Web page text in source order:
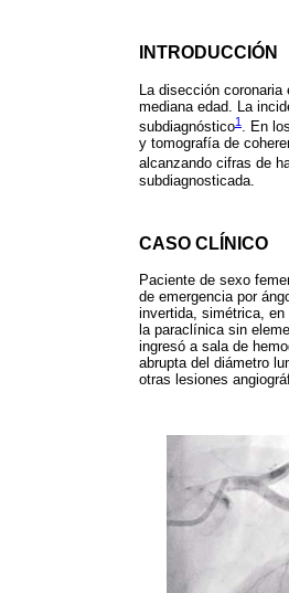
INTRODUCCIÓN
La disección
mediana edad. La
subdiagnóstico1 . En
y tomografía de
alcanzando cifras de
subdiagnosticada.
CASO CLÍNICO
Paciente de sexo
de emergencia por
invertida, simétrica,
la paraclínica sin
ingresó a sala de
abrupta del diámetro
otras lesiones